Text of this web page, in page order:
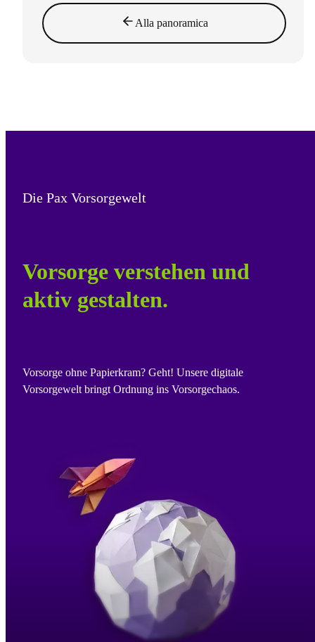
Alla panoramica
Die Pax Vorsorgewelt
Vorsorge verstehen und
aktiv gestalten.
Vorsorge ohne Papierkram? Geht! Unsere digitale
Vorsorgewelt bringt Ordnung ins Vorsorgechaos.